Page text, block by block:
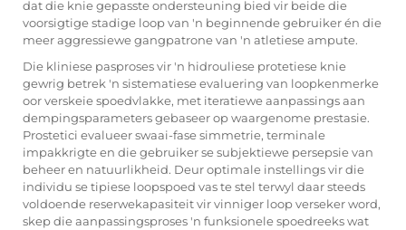
dat die knie gepasste ondersteuning bied vir beide die
voorsigtige stadige loop van 'n beginnende gebruiker én die
meer aggressiewe gangpatrone van 'n atletiese ampute.
Die kliniese pasproses vir 'n hidrouliese protetiese knie
gewrig betrek 'n sistematiese evaluering van loopkenmerke
oor verskeie spoedvlakke, met iteratiewe aanpassings aan
dempingsparameters gebaseer op waargenome prestasie.
Prostetici evalueer swaai-fase simmetrie, terminale
impakkrigte en die gebruiker se subjektiewe persepsie van
beheer en natuurlikheid. Deur optimale instellings vir die
individu se tipiese loopspoed vas te stel terwyl daar steeds
voldoende reserwekapasiteit vir vinniger loop verseker word,
skep die aanpassingsproses 'n funksionele spoedreeks wat